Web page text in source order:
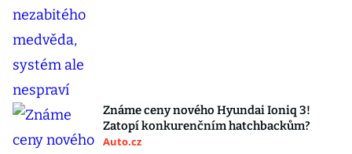
Známe ceny nového Hyundai Ioniq 3!
Zatopí konkurenčním hatchbackům?
Auto.cz